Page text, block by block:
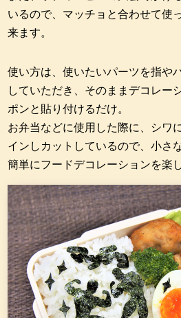
いるので、マッチョと合わせて使
来ます。
使い方は、使いたいパーツを指や
していただき、そのままデコレー
ポンと貼り付けるだけ。
お弁当などに使用した際に、シワ
インしカットしているので、小さ
簡単にフードデコレーションを楽